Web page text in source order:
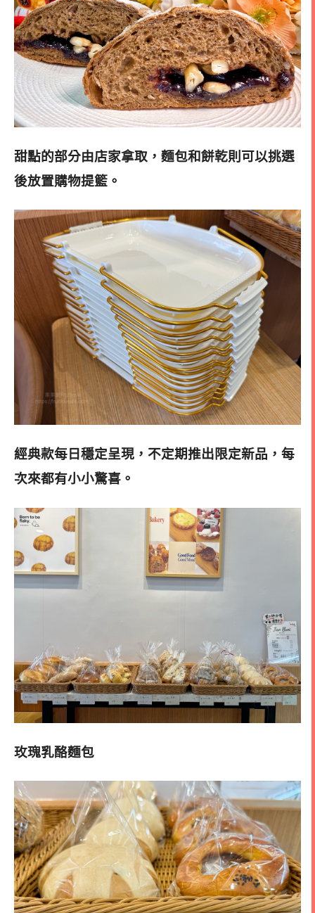
甜點的部分由店家拿取，麵包和餅乾則可以挑選
後放置購物提籃 。
經典款每日穩定呈現，不定期推出限定新品，每
次來都有小小驚喜。
玫瑰乳酪麵包